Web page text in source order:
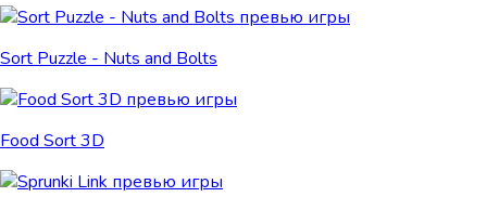
Sort Puzzle - Nuts and Bolts
Food Sort 3D